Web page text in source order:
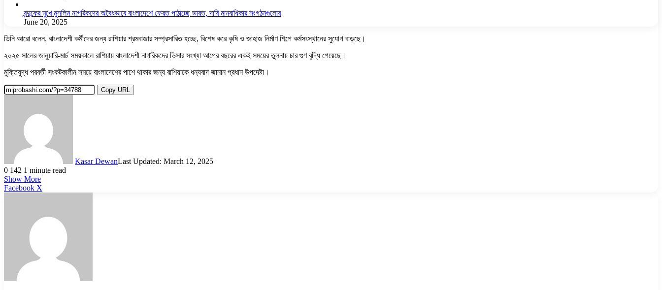
বন্দুকের মুখে মুসলিম নাগরিকদের অবৈধভাবে বাংলাদেশে ফেরত পাঠাচ্ছে ভারত, দাবি মানবাধিকার সংগঠনগুলোর
June 20, 2025
তিনি আরো বলেন, বাংলাদেশী কর্মীদের জন্য রাশিয়ার শ্রমবাজার সম্প্রসারিত হচ্ছে, বিশেষ করে কৃষি ও জাহাজ নির্মাণ শিল্পে কর্মসংস্থানের সুযোগ বাড়ছে।
২০২৫ সালের জানুয়ারি-মার্চ সময়কালে রাশিয়ায় বাংলাদেশী নাগরিকদের ভিসার সংখ্যা আগের বছরের একই সময়ের তুলনায় চার গুণ বৃদ্ধি পেয়েছে।
মুক্তিযুদ্ধ পরবর্তী সংকটকালীন সময়ে বাংলাদেশের পাশে থাকার জন্য রাশিয়াকে ধন্যবাদ জানান প্রধান উপদেষ্টা।
Copy URL
Kasar DewanLast Updated: March 12, 2025
0 142 1 minute read
Show More
Facebook X